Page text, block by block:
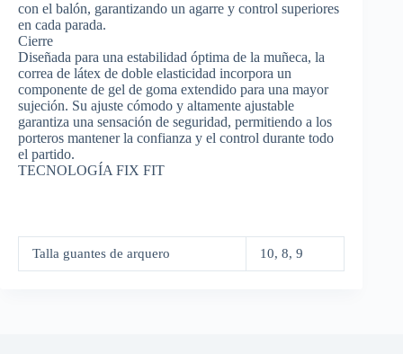
con el balón, garantizando un agarre y control superiores
en cada parada.
Cierre
Diseñada para una estabilidad óptima de la muñeca, la
correa de látex de doble elasticidad incorpora un
componente de gel de goma extendido para una mayor
sujeción. Su ajuste cómodo y altamente ajustable
garantiza una sensación de seguridad, permitiendo a los
porteros mantener la confianza y el control durante todo
el partido.
TECNOLOGÍA FIX FIT
Talla guantes de arquero 10, 8, 9